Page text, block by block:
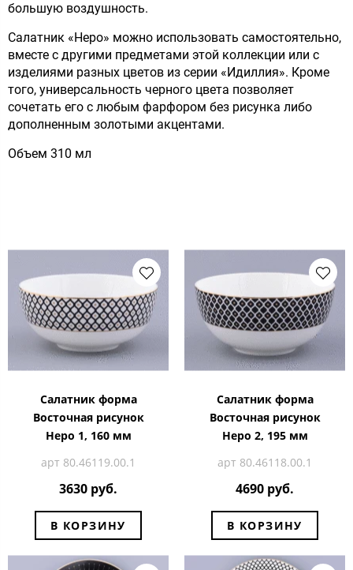
большую воздушность.
Салатник «Неро» можно использовать самостоятельно,
вместе с другими предметами этой коллекции или с
изделиями разных цветов из серии «Идиллия». Кроме
того, универсальность черного цвета позволяет
сочетать его с любым фарфором без рисунка либо
дополненным золотыми акцентами.
Объем 310 мл
Салатник форма
Восточная рисунок
Неро 1, 160 мм
арт 80.46119.00.1
3630 руб.
В КОРЗИНУ
Салатник форма
Восточная рисунок
Неро 2, 195 мм
арт 80.46118.00.1
4690 руб.
В КОРЗИНУ